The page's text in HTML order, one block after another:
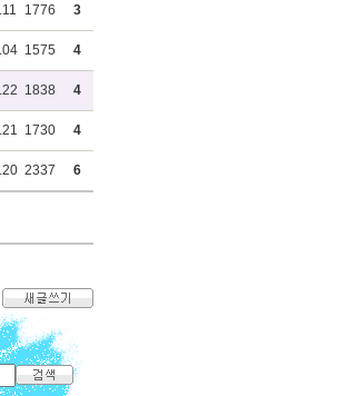
1776 3
1575 4
1838 4
1730 4
2337 6